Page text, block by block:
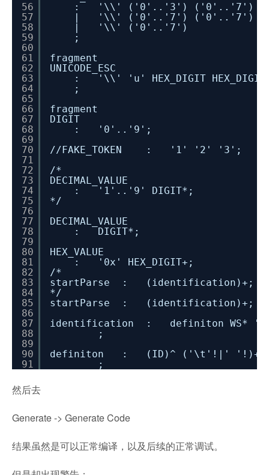
56
57
58
59
60
61
62
63
64
65
66
67
68
69
70
71
72
73
74
75
76
77
78
79
80
81
82
83
84
85
86
87
88
89
90
91
: '\\' ('0'..'3') ('0'..'7')
| '\\' ('0'..'7') ('0'..'7')
| '\\' ('0'..'7')
;
fragment
UNICODE_ESC
: '\\' 'u' HEX_DIGIT HEX_DIGIT
;
fragment
DIGIT
: '0'..'9';
//FAKE_TOKEN : '1' '2' '3';
/*
DECIMAL_VALUE
: '1'..'9' DIGIT*;
*/
DECIMAL_VALUE
: DIGIT*;
HEX_VALUE
: '0x' HEX_DIGIT+;
/*
startParse : (identification)+;
*/
startParse : (identification)+;
identification : definiton WS*
;
definiton : (ID)^ ('\t'!|' '!)+
;
然后去
Generate -> Generate Code
结果虽然是可以正常编译，以及后续的正常调试。